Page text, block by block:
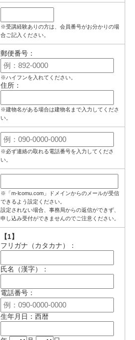
※受講経験ありの方は、会員番号がお分かりの場
合ご記入ください。
郵便番号：
※ハイフンを入れてください。
住所：
※建物名がある場合は建物名まで入力してくださ
い。
※必ず連絡の取れる電話番号を入力してくださ
い。
※「m-lcomu.com」ドメインからのメールが受信
できるよう設定ください。
設定されない場合、事務局からの返信ができず、
申し込み受付ができませんのでご注意ください。
【1】
フリガナ（カタカナ）：
氏名（漢字）：
電話番号：
生年月日：西暦